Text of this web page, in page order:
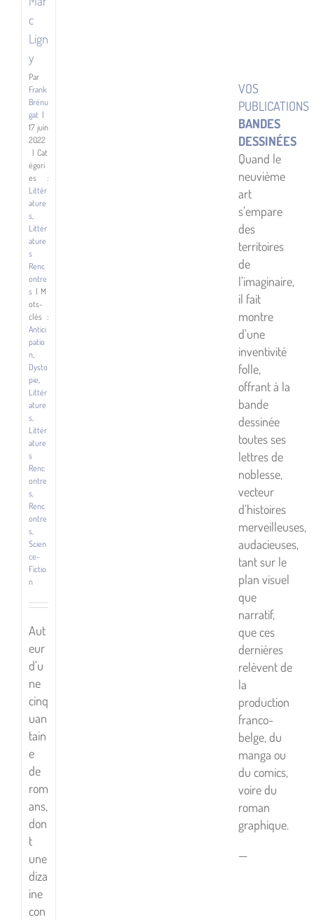
c
Lign
y
Par
Frank
Brénu
gat |
17 juin
2022
| Cat
égori
es :
Littér
ature
s,
Littér
ature
s
Renc
ontre
s | M
ots-
clés :
Antici
patio
n,
Dysto
pie,
Littér
ature
s,
Littér
ature
s
Renc
ontre
s,
Renc
ontre
s,
Scien
ce-
Fictio
n
Aut
eur
d’u
ne
cinq
uan
tain
e
de
rom
ans,
don
t
une
diza
ine
con
VOS
PUBLICATIONS
BANDES
DESSINÉES
Quand le
neuvième
art
s’empare
des
territoires
de
l’imaginaire,
il fait
montre
d’une
inventivité
folle,
offrant à la
bande
dessinée
toutes ses
lettres de
noblesse,
vecteur
d’histoires
merveilleuses,
audacieuses,
tant sur le
plan visuel
que
narratif,
que ces
dernières
relèvent de
la
production
franco-
belge, du
manga ou
du comics,
voire du
roman
graphique.
—